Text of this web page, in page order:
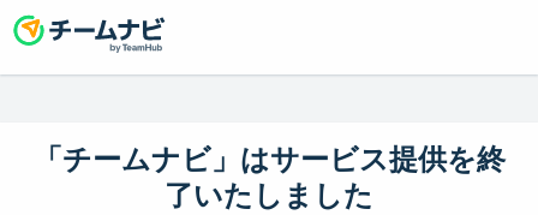
「チームナビ」はサービス提供を終
了いたしました